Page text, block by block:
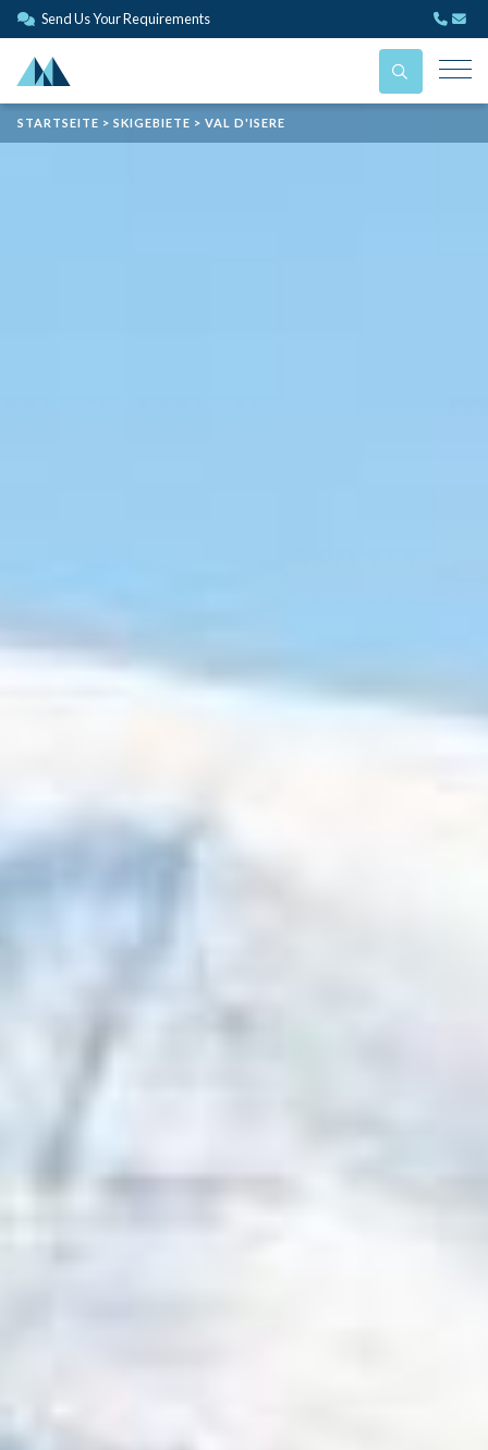
Send Us Your Requirements
STARTSEITE > SKIGEBIETE > VAL D'ISERE